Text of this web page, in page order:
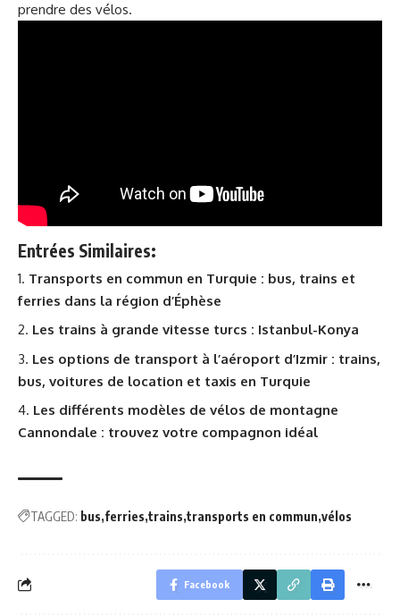
prendre des vélos.
Entrées Similaires:
Transports en commun en Turquie : bus, trains et
ferries dans la région d’Éphèse
Les trains à grande vitesse turcs : Istanbul-Konya
Les options de transport à l’aéroport d’Izmir : trains,
bus, voitures de location et taxis en Turquie
Les différents modèles de vélos de montagne
Cannondale : trouvez votre compagnon idéal
TAGGED: bus ferries trains transports en commun vélos
Facebook